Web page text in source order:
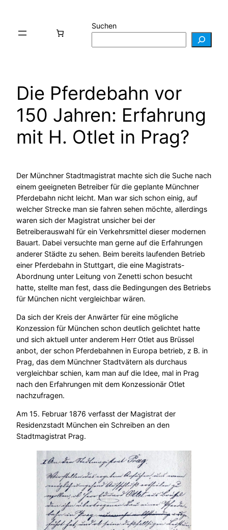
springen
Suchen
Die Pferdebahn vor
150 Jahren: Erfahrung
mit H. Otlet in Prag?
Der Münchner Stadtmagistrat machte sich die Suche nach
einem geeigneten Betreiber für die geplante Münchner
Pferdebahn nicht leicht. Man war sich schon einig, auf
welcher Strecke man sie fahren sehen möchte, allerdings
waren sich der Magistrat unsicher bei der
Betreiberauswahl für ein Verkehrsmittel dieser modernen
Bauart. Dabei versuchte man gerne auf die Erfahrungen
anderer Städte zu sehen. Beim bereits laufenden Betrieb
einer Pferdebahn in Stuttgart, die eine Magistrats-
Abordnung unter Leitung von Zenetti schon besucht
hatte, stellte man fest, dass die Bedingungen des Betriebs
für München nicht vergleichbar wären.
Da sich der Kreis der Anwärter für eine mögliche
Konzession für München schon deutlich gelichtet hatte
und sich aktuell unter anderem Herr Otlet aus Brüssel
anbot, der schon Pferdebahnen in Europa betrieb, z B. in
Prag, das dem Münchner Stadtvätern als durchaus
vergleichbar schien, kam man auf die Idee, mal in Prag
nach den Erfahrungen mit dem Konzessionär Otlet
nachzufragen.
Am 15. Februar 1876 verfasst der Magistrat der
Residenzstadt München ein Schreiben an den
Stadtmagistrat Prag.